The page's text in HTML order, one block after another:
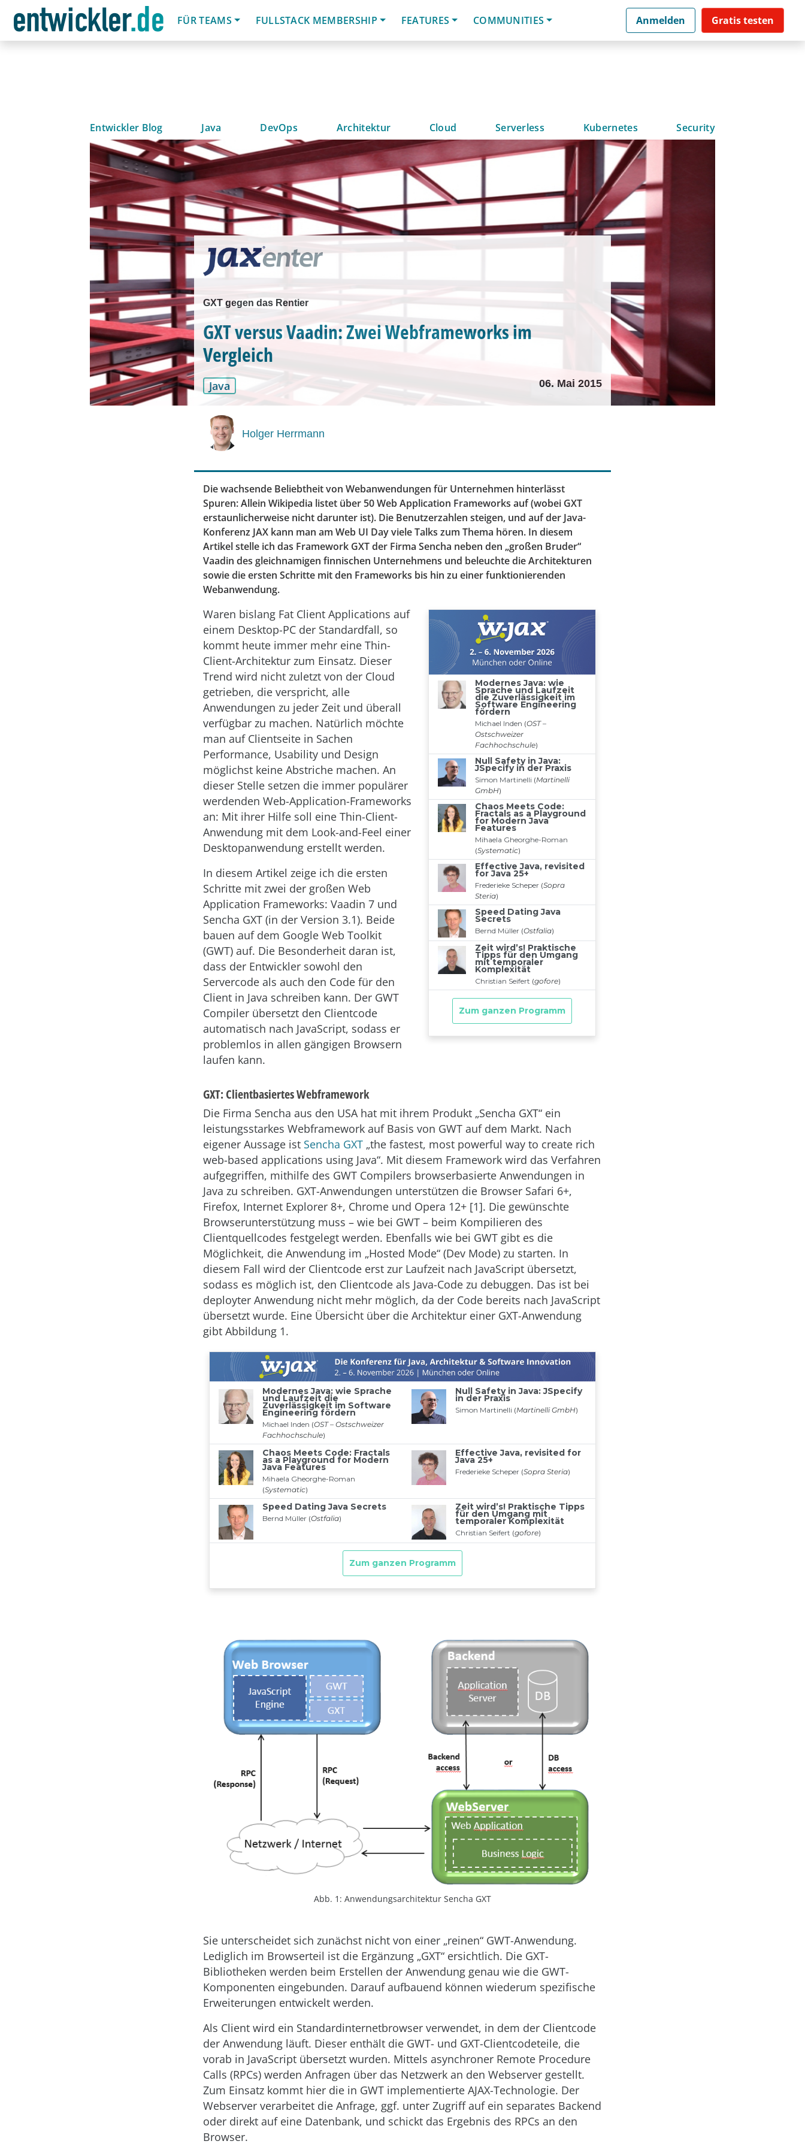
FÜR TEAMS
FULLSTACK MEMBERSHIP FEATURES COMMUNITIES Anmelden Gratis testen
Entwickler Blog Java DevOps Architektur Cloud Serverless Kubernetes Security
GXT gegen das Rentier
GXT versus Vaadin: Zwei Webframeworks im
Vergleich
Java 06. Mai 2015
Holger Herrmann
Die wachsende Beliebtheit von Webanwendungen für Unternehmen hinterlässt
Spuren: Allein Wikipedia listet über 50 Web Application Frameworks auf (wobei GXT
erstaunlicherweise nicht darunter ist). Die Benutzerzahlen steigen, und auf der Java-
Konferenz JAX kann man am Web UI Day viele Talks zum Thema hören. In diesem
Artikel stelle ich das Framework GXT der Firma Sencha neben den „großen Bruder“
Vaadin des gleichnamigen finnischen Unternehmens und beleuchte die Architekturen
sowie die ersten Schritte mit den Frameworks bis hin zu einer funktionierenden
Webanwendung.
Waren bislang Fat Client Applications auf
einem Desktop-PC der Standardfall, so
kommt heute immer mehr eine Thin-
Client-Architektur zum Einsatz. Dieser
Trend wird nicht zuletzt von der Cloud
getrieben, die verspricht, alle
Anwendungen zu jeder Zeit und überall
verfügbar zu machen. Natürlich möchte
man auf Clientseite in Sachen
Performance, Usability und Design
möglichst keine Abstriche machen. An
dieser Stelle setzen die immer populärer
werdenden Web-Application-Frameworks
an: Mit ihrer Hilfe soll eine Thin-Client-
Anwendung mit dem Look-and-Feel einer
Desktopanwendung erstellt werden.
In diesem Artikel zeige ich die ersten
Schritte mit zwei der großen Web
Application Frameworks: Vaadin 7 und
Sencha GXT (in der Version 3.1). Beide
bauen auf dem Google Web Toolkit
(GWT) auf. Die Besonderheit daran ist,
dass der Entwickler sowohl den
Servercode als auch den Code für den
Client in Java schreiben kann. Der GWT
Compiler übersetzt den Clientcode
automatisch nach JavaScript, sodass er
problemlos in allen gängigen Browsern
laufen kann.
GXT: Clientbasiertes Webframework
Die Firma Sencha aus den USA hat mit ihrem Produkt „Sencha GXT“ ein
leistungsstarkes Webframework auf Basis von GWT auf dem Markt. Nach
eigener Aussage ist Sencha GXT „the fastest, most powerful way to create rich
web-based applications using Java“. Mit diesem Framework wird das Verfahren
aufgegriffen, mithilfe des GWT Compilers browserbasierte Anwendungen in
Java zu schreiben. GXT-Anwendungen unterstützen die Browser Safari 6+,
Firefox, Internet Explorer 8+, Chrome und Opera 12+ [1]. Die gewünschte
Browserunterstützung muss – wie bei GWT – beim Kompilieren des
Clientquellcodes festgelegt werden. Ebenfalls wie bei GWT gibt es die
Möglichkeit, die Anwendung im „Hosted Mode“ (Dev Mode) zu starten. In
diesem Fall wird der Clientcode erst zur Laufzeit nach JavaScript übersetzt,
sodass es möglich ist, den Clientcode als Java-Code zu debuggen. Das ist bei
deployter Anwendung nicht mehr möglich, da der Code bereits nach JavaScript
übersetzt wurde. Eine Übersicht über die Architektur einer GXT-Anwendung
gibt Abbildung 1.
Abb. 1: Anwendungsarchitektur Sencha GXT
Sie unterscheidet sich zunächst nicht von einer „reinen“ GWT-Anwendung.
Lediglich im Browserteil ist die Ergänzung „GXT“ ersichtlich. Die GXT-
Bibliotheken werden beim Erstellen der Anwendung genau wie die GWT-
Komponenten eingebunden. Darauf aufbauend können wiederum spezifische
Erweiterungen entwickelt werden.
Als Client wird ein Standardinternetbrowser verwendet, in dem der Clientcode
der Anwendung läuft. Dieser enthält die GWT- und GXT-Clientcodeteile, die
vorab in JavaScript übersetzt wurden. Mittels asynchroner Remote Procedure
Calls (RPCs) werden Anfragen über das Netzwerk an den Webserver gestellt.
Zum Einsatz kommt hier die in GWT implementierte AJAX-Technologie. Der
Webserver verarbeitet die Anfrage, ggf. unter Zugriff auf ein separates Backend
oder direkt auf eine Datenbank, und schickt das Ergebnis des RPCs an den
Browser.